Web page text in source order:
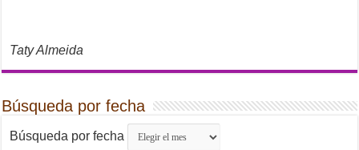
Taty Almeida
Búsqueda por fecha
Búsqueda por fecha